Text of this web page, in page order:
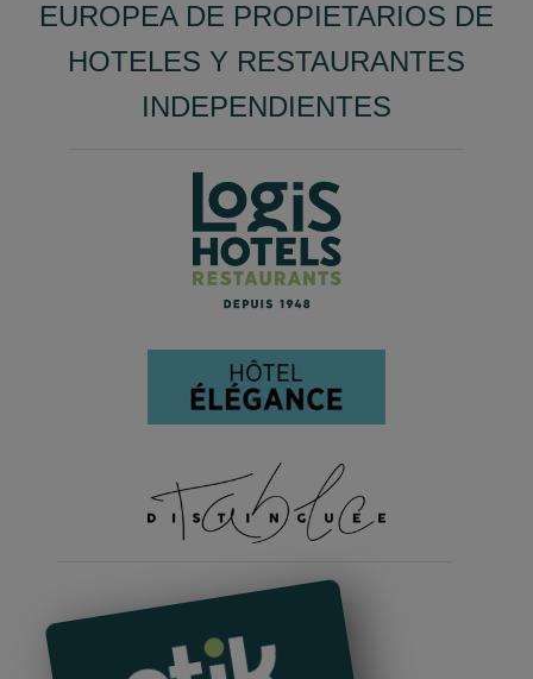
EUROPEA DE PROPIETARIOS DE
HOTELES Y RESTAURANTES
INDEPENDIENTES